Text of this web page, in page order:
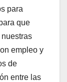
para
que
empleo y
de
entre las